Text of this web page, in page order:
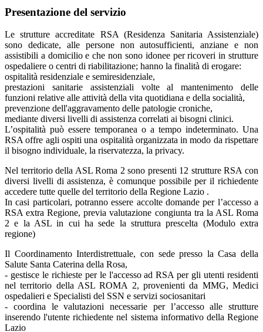
Presentazione del servizio
Le strutture accreditate RSA (Residenza Sanitaria Assistenziale)
sono dedicate, alle persone non autosufficienti, anziane e non
assistibili a domicilio e che non sono idonee per ricoveri in strutture
ospedaliere o centri di riabilitazione; hanno la finalità di erogare:
ospitalità residenziale e semiresidenziale,
prestazioni sanitarie assistenziali volte al mantenimento delle
funzioni relative alle attività della vita quotidiana e della socialità,
prevenzione dell'aggravamento delle patologie croniche,
mediante diversi livelli di assistenza correlati ai bisogni clinici.
L’ospitalità può essere temporanea o a tempo indeterminato. Una
RSA offre agli ospiti una ospitalità organizzata in modo da rispettare
il bisogno individuale, la riservatezza, la privacy.
Nel territorio della ASL Roma 2 sono presenti 12 strutture RSA con
diversi livelli di assistenza, è comunque possibile per il richiedente
accedere tutte quelle del territorio della Regione Lazio .
In casi particolari, potranno essere accolte domande per l’accesso a
RSA extra Regione, previa valutazione congiunta tra la ASL Roma
2 e la ASL in cui ha sede la struttura prescelta (Modulo extra
regione)
Il Coordinamento Interdistrettuale, con sede presso la Casa della
Salute Santa Caterina della Rosa,
- gestisce le richieste per le l'accesso ad RSA per gli utenti residenti
nel territorio della ASL ROMA 2, provenienti da MMG, Medici
ospedalieri e Specialisti del SSN e servizi sociosanitari
- coordina le valutazioni necessarie per l’accesso alle strutture
inserendo l'utente richiedente nel sistema informativo della Regione
Lazio